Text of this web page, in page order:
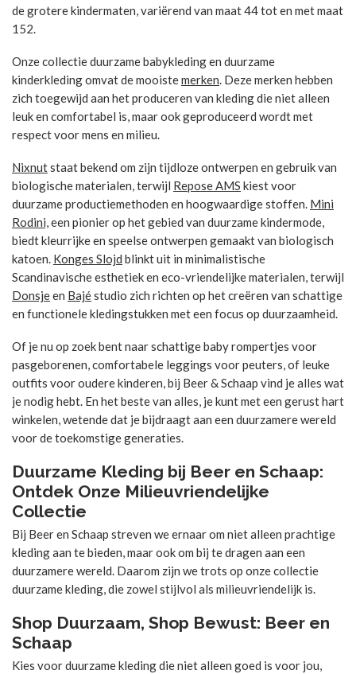
de grotere kindermaten, variërend van maat 44 tot en met maat
152.
Onze collectie duurzame babykleding en duurzame
kinderkleding omvat de mooistemerken . Deze merken hebben
zich toegewijd aan het produceren van kleding die niet alleen
leuk en comfortabel is, maar ook geproduceerd wordt met
respect voor mens en milieu.
Nixnutstaat bekend om zijn tijdloze ontwerpen en gebruik van
biologische materialen, terwijl Repose AMS kiest voor
duurzame productiemethoden en hoogwaardige stoffen. Mini
Rodini, een pionier op het gebied van duurzame kindermode,
biedt kleurrijke en speelse ontwerpen gemaakt van biologisch
katoen. Konges Slojd blinkt uit in minimalistische
Scandinavische esthetiek en eco-vriendelijke materialen, terwijl
Donsjeen Bajéstudio zich richten op het creëren van schattige
en functionele kledingstukken met een focus op duurzaamheid.
Of je nu op zoek bent naar schattige baby rompertjes voor
pasgeborenen, comfortabele leggings voor peuters, of leuke
outfits voor oudere kinderen, bij Beer & Schaap vind je alles wat
je nodig hebt. En het beste van alles, je kunt met een gerust hart
winkelen, wetende dat je bijdraagt aan een duurzamere wereld
voor de toekomstige generaties.
Duurzame Kleding bij Beer en Schaap:
Ontdek Onze Milieuvriendelijke
Collectie
Bij Beer en Schaap streven we ernaar om niet alleen prachtige
kleding aan te bieden, maar ook om bij te dragen aan een
duurzamere wereld. Daarom zijn we trots op onze collectie
duurzame kleding, die zowel stijlvol als milieuvriendelijk is.
Shop Duurzaam, Shop Bewust: Beer en
Schaap
Kies voor duurzame kleding die niet alleen goed is voor jou,